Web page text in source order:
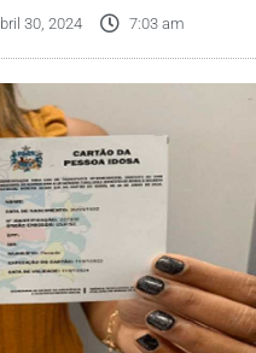
30, 2024 7:03 am